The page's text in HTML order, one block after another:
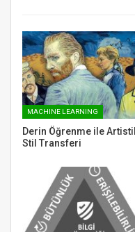
MACHINE LEARNING
Derin Öğrenme ile
Stil Transferi